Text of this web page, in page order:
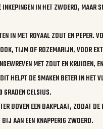
INKEPINGEN IN HET ZWOERD, MAAR
IN MET ROYAAL ZOUT EN PEPER.
TIJM OF ROZEMARIJN, VOOR
MET ZOUT EN KRUIDEN,
HELPT DE SMAKEN BETER IN HET
GRADEN CELSIUS.
BOVEN EEN BAKPLAAT, ZODAT
AAN EEN KNAPPERIG ZWOERD.